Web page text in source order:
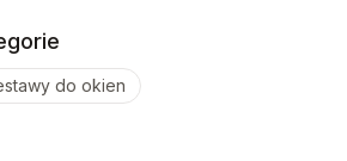
do okien